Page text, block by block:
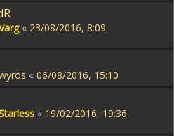
« 23/08/2016, 8:09
« 06/08/2016, 15:10
« 19/02/2016, 19:36